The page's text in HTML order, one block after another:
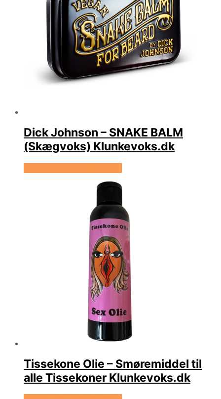
Dick Johnson – SNAKE BALM
(Skægvoks) Klunkevoks.dk
Tissekone Olie – Smøremiddel til
alle Tissekoner Klunkevoks.dk